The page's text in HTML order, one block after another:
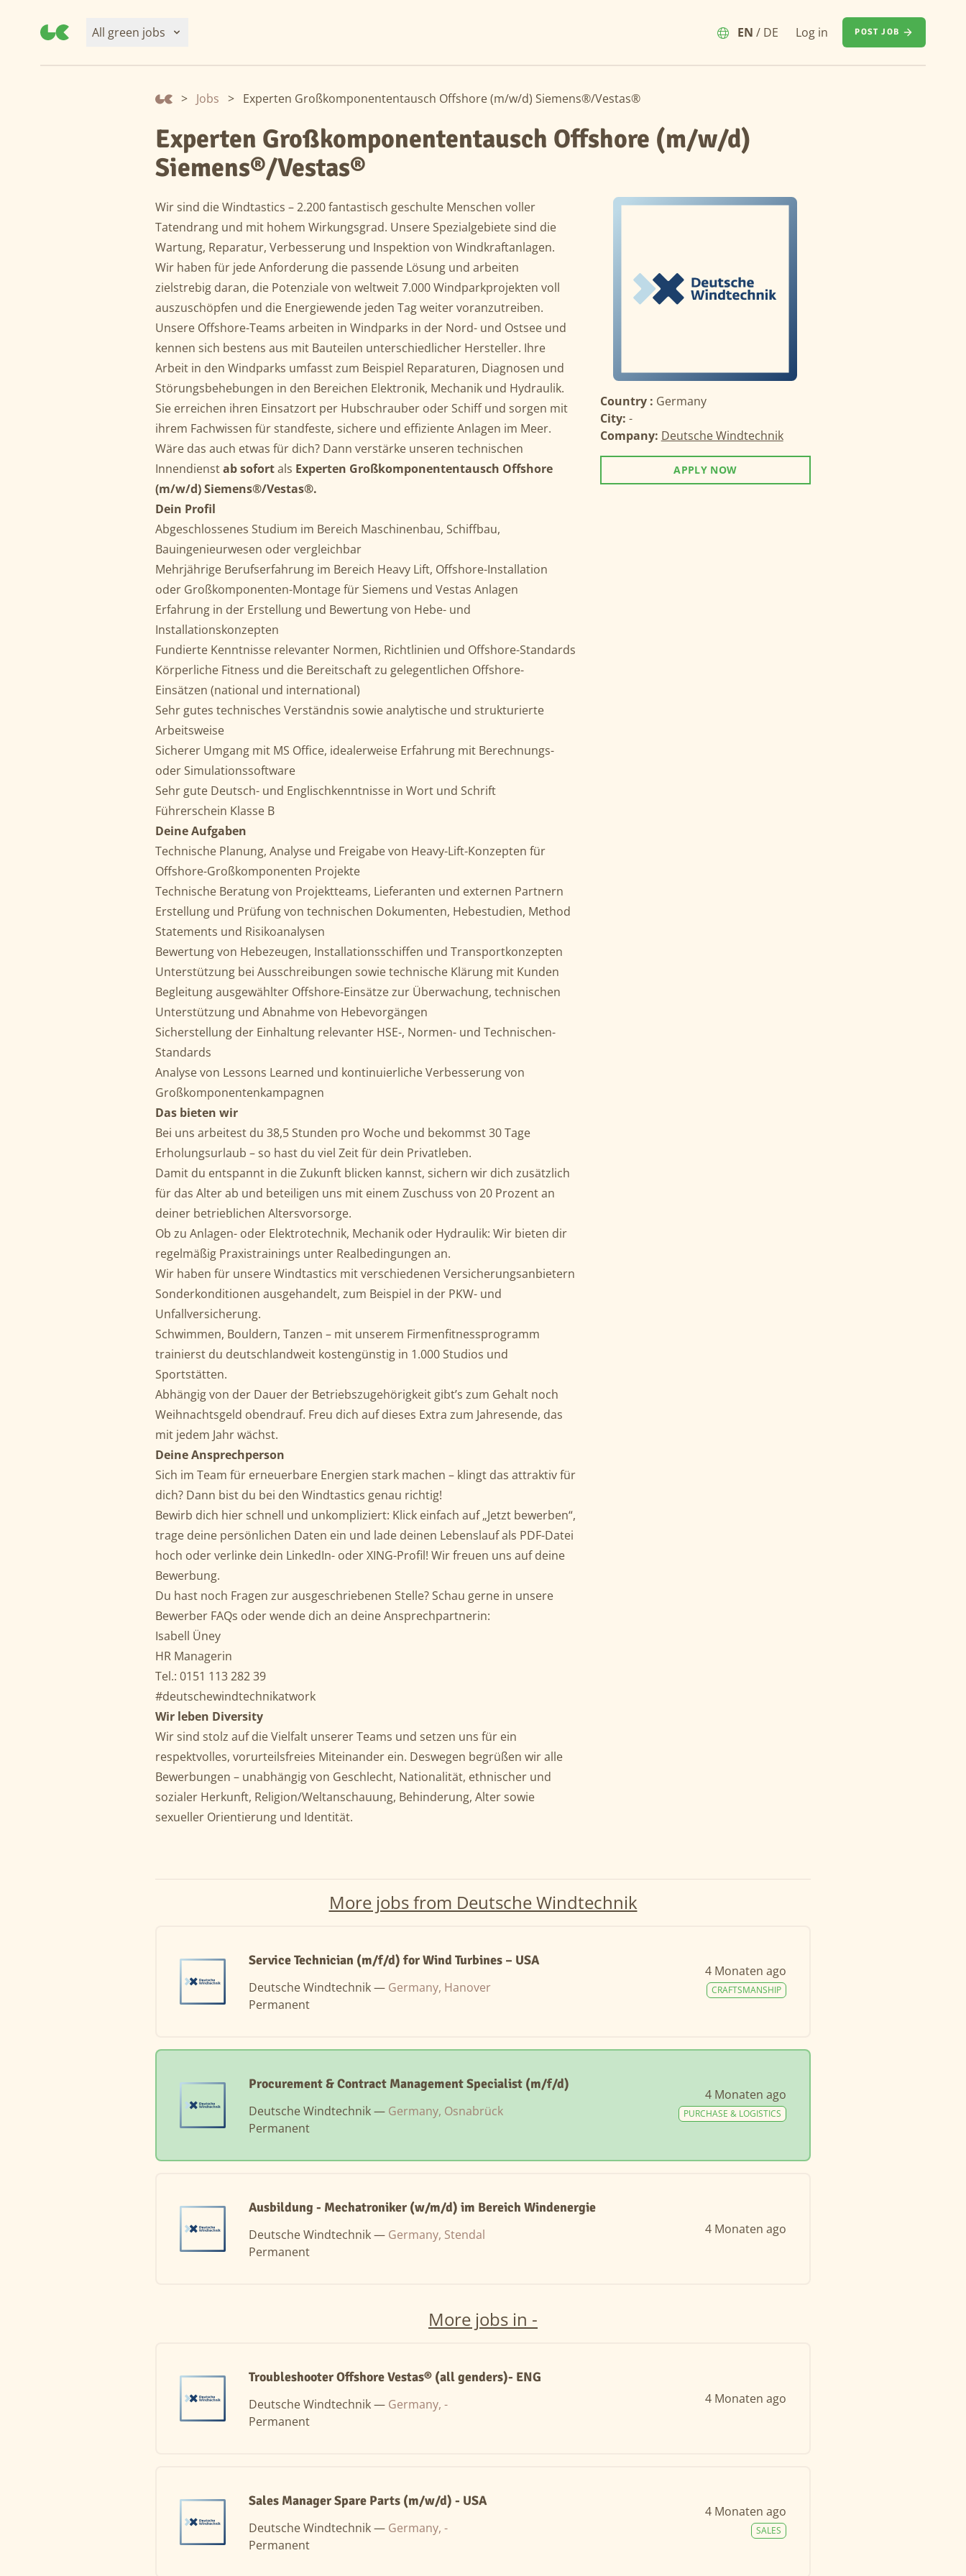
All green jobs EN / DE Log in POST JOB
> Jobs > Experten Großkomponententausch Offshore (m/w/d) Siemens®/Vestas®
Experten Großkomponententausch Offshore (m/w/d)
Siemens®/Vestas®
Wir sind die Windtastics – 2.200 fantastisch geschulte Menschen voller
Tatendrang und mit hohem Wirkungsgrad. Unsere Spezialgebiete sind die
Wartung, Reparatur, Verbesserung und Inspektion von Windkraftanlagen.
Wir haben für jede Anforderung die passende Lösung und arbeiten
zielstrebig daran, die Potenziale von weltweit 7.000 Windparkprojekten voll
auszuschöpfen und die Energiewende jeden Tag weiter voranzutreiben.
Unsere Offshore-Teams arbeiten in Windparks in der Nord- und Ostsee und
kennen sich bestens aus mit Bauteilen unterschiedlicher Hersteller. Ihre
Arbeit in den Windparks umfasst zum Beispiel Reparaturen, Diagnosen und
Störungsbehebungen in den Bereichen Elektronik, Mechanik und Hydraulik.
Sie erreichen ihren Einsatzort per Hubschrauber oder Schiff und sorgen mit
ihrem Fachwissen für standfeste, sichere und effiziente Anlagen im Meer.
Wäre das auch etwas für dich? Dann verstärke unseren technischen
Innendienstab sofortals Experten Großkomponententausch Offshore
(m/w/d) Siemens®/Vestas®.
Dein Profil
Abgeschlossenes Studium im Bereich Maschinenbau, Schiffbau,
Bauingenieurwesen oder vergleichbar
Mehrjährige Berufserfahrung im Bereich Heavy Lift, Offshore-Installation
oder Großkomponenten-Montage für Siemens und Vestas Anlagen
Erfahrung in der Erstellung und Bewertung von Hebe- und
Installationskonzepten
Fundierte Kenntnisse relevanter Normen, Richtlinien und Offshore-Standards
Körperliche Fitness und die Bereitschaft zu gelegentlichen Offshore-
Einsätzen (national und international)
Sehr gutes technisches Verständnis sowie analytische und strukturierte
Arbeitsweise
Sicherer Umgang mit MS Office, idealerweise Erfahrung mit Berechnungs-
oder Simulationssoftware
Sehr gute Deutsch- und Englischkenntnisse in Wort und Schrift
Führerschein Klasse B
Deine Aufgaben
Technische Planung, Analyse und Freigabe von Heavy-Lift-Konzepten für
Offshore-Großkomponenten Projekte
Technische Beratung von Projektteams, Lieferanten und externen Partnern
Erstellung und Prüfung von technischen Dokumenten, Hebestudien, Method
Statements und Risikoanalysen
Bewertung von Hebezeugen, Installationsschiffen und Transportkonzepten
Unterstützung bei Ausschreibungen sowie technische Klärung mit Kunden
Begleitung ausgewählter Offshore-Einsätze zur Überwachung, technischen
Unterstützung und Abnahme von Hebevorgängen
Sicherstellung der Einhaltung relevanter HSE-, Normen- und Technischen-
Standards
Analyse von Lessons Learned und kontinuierliche Verbesserung von
Großkomponentenkampagnen
Das bieten wir
Bei uns arbeitest du 38,5 Stunden pro Woche und bekommst 30 Tage
Erholungsurlaub – so hast du viel Zeit für dein Privatleben.
Damit du entspannt in die Zukunft blicken kannst, sichern wir dich zusätzlich
für das Alter ab und beteiligen uns mit einem Zuschuss von 20 Prozent an
deiner betrieblichen Altersvorsorge.
Ob zu Anlagen- oder Elektrotechnik, Mechanik oder Hydraulik: Wir bieten dir
regelmäßig Praxistrainings unter Realbedingungen an.
Wir haben für unsere Windtastics mit verschiedenen Versicherungsanbietern
Sonderkonditionen ausgehandelt, zum Beispiel in der PKW- und
Unfallversicherung.
Schwimmen, Bouldern, Tanzen – mit unserem Firmenfitnessprogramm
trainierst du deutschlandweit kostengünstig in 1.000 Studios und
Sportstätten.
Abhängig von der Dauer der Betriebszugehörigkeit gibt’s zum Gehalt noch
Weihnachtsgeld obendrauf. Freu dich auf dieses Extra zum Jahresende, das
mit jedem Jahr wächst.
Deine Ansprechperson
Sich im Team für erneuerbare Energien stark machen – klingt das attraktiv für
dich? Dann bist du bei den Windtastics genau richtig!
Bewirb dich hier schnell und unkompliziert: Klick einfach auf „Jetzt bewerben“,
trage deine persönlichen Daten ein und lade deinen Lebenslauf als PDF-Datei
hoch oder verlinke dein LinkedIn- oder XING-Profil! Wir freuen uns auf deine
Bewerbung.
Du hast noch Fragen zur ausgeschriebenen Stelle? Schau gerne in unsere
Bewerber FAQs oder wende dich an deine Ansprechpartnerin:
Isabell Üney
HR Managerin
Tel.: 0151 113 282 39
#deutschewindtechnikatwork
Wir leben Diversity
Wir sind stolz auf die Vielfalt unserer Teams und setzen uns für ein
respektvolles, vorurteilsfreies Miteinander ein. Deswegen begrüßen wir alle
Bewerbungen – unabhängig von Geschlecht, Nationalität, ethnischer und
sozialer Herkunft, Religion/Weltanschauung, Behinderung, Alter sowie
sexueller Orientierung und Identität.
Country : Germany
City: -
Company: Deutsche Windtechnik
APPLY NOW
More jobs from Deutsche Windtechnik
Service Technician (m/f/d) for Wind Turbines – USA
Deutsche Windtechnik — Germany, Hanover
Permanent
4 Monaten ago
CRAFTSMANSHIP
Procurement & Contract Management Specialist (m/f/d)
Deutsche Windtechnik — Germany, Osnabrück
Permanent
4 Monaten ago
PURCHASE & LOGISTICS
Ausbildung - Mechatroniker (w/m/d) im Bereich Windenergie
Deutsche Windtechnik — Germany, Stendal
Permanent
4 Monaten ago
More jobs in -
Troubleshooter Offshore Vestas® (all genders)- ENG
Deutsche Windtechnik — Germany, -
Permanent
4 Monaten ago
Sales Manager Spare Parts (m/w/d) - USA
Deutsche Windtechnik — Germany, -
Permanent
4 Monaten ago
SALES